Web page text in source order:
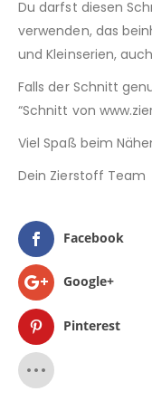
Du darfst diesen
verwenden, das
und Kleinserien,
Falls der Schnitt
“Schnitt von
Viel Spaß beim
Dein Zierstoff Team
Facebook
Google+
Pinterest